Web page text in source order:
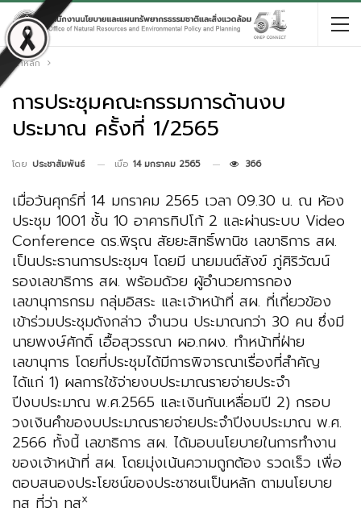
หน้าหลัก
การประชุมคณะกรรมการด้านงบ
ประมาณ ครั้งที่ 1/2565
โดย ประชาสัมพันธ์ เมื่อ 14 มกราคม 2565 366
เมื่อวันศุกร์ที่ 14 มกราคม 2565 เวลา 09.30 น. ณ ห้อง
ประชุม 1001 ชั้น 10 อาคารทิปโก้ 2 และผ่านระบบ Video
Conference ดร.พิรุณ สัยยะสิทธิ์พานิช เลขาธิการ สผ.
เป็นประธานการประชุมฯ โดยมี นายมนต์สังข์ ภู่ศิริวัฒน์
รองเลขาธิการ สผ. พร้อมด้วย ผู้อำนวยการกอง
เลขานุการกรม กลุ่มอิสระ และเจ้าหน้าที่ สผ. ที่เกี่ยวข้อง
เข้าร่วมประชุมดังกล่าว จำนวน ประมาณกว่า 30 คน ซึ่งมี
นายพงษ์ศักดิ์ เอื้อสุวรรณา ผอ.กผง. ทำหน้าที่ฝ่าย
เลขานุการ โดยที่ประชุมได้มีการพิจารณาเรื่องที่สำคัญ
ได้แก่ 1) ผลการใช้จ่ายงบประมาณรายจ่ายประจำ
ปีงบประมาณ พ.ศ.2565 และเงินกันเหลื่อมปี 2) กรอบ
วงเงินคำของบประมาณรายจ่ายประจำปีงบประมาณ พ.ศ.
2566 ทั้งนี้ เลขาธิการ สผ. ได้มอบนโยบายในการทำงาน
ของเจ้าหน้าที่ สผ. โดยมุ่งเน้นความถูกต้อง รวดเร็ว เพื่อ
ตอบสนองประโยชน์ของประชาชนเป็นหลัก ตามนโยบาย
ทส ที่ว่า ทสx